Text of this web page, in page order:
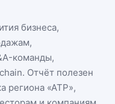
бизнеса,
команды,
Отчёт полезен
региона «АТР»,